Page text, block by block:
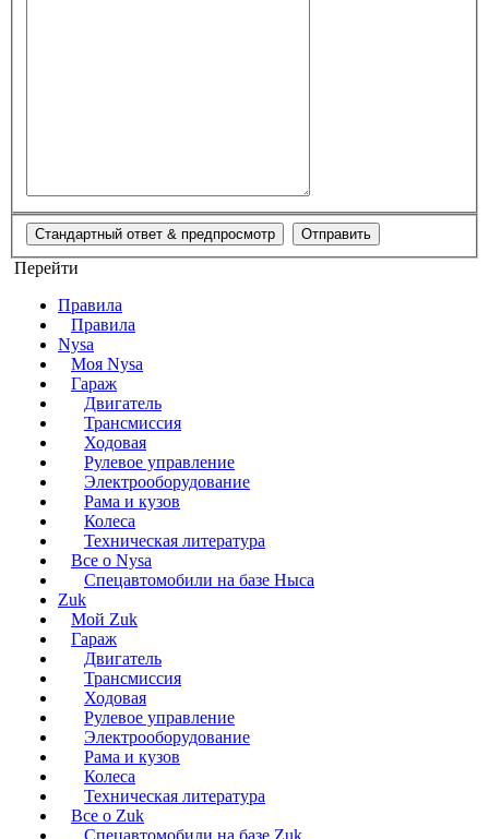
Перейти
Правила
Правила
Nysa
Моя Nysa
Гараж
Двигатель
Трансмиссия
Ходовая
Рулевое управление
Электрооборудование
Рама и кузов
Колеса
Техническая литература
Все о Nysa
Спецавтомобили на базе Ныса
Zuk
Мой Zuk
Гараж
Двигатель
Трансмиссия
Ходовая
Рулевое управление
Электрооборудование
Рама и кузов
Колеса
Техническая литература
Все о Zuk
Спецавтомобили на базе Zuk